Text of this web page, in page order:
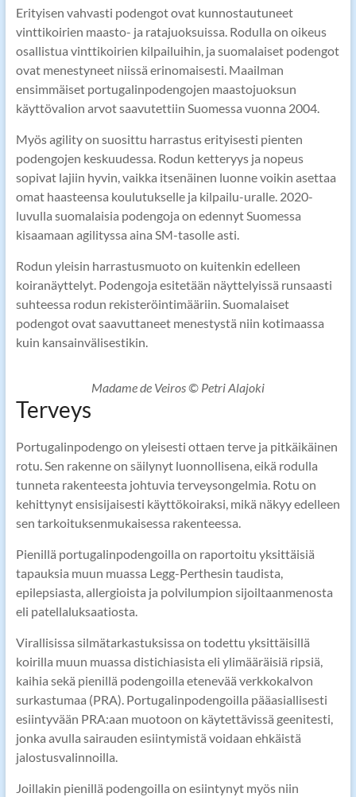
Erityisen vahvasti podengot ovat kunnostautuneet
vinttikoirien maasto- ja ratajuoksuissa. Rodulla on oikeus
osallistua vinttikoirien kilpailuihin, ja suomalaiset podengot
ovat menestyneet niissä erinomaisesti. Maailman
ensimmäiset portugalinpodengojen maastojuoksun
käyttövalion arvot saavutettiin Suomessa vuonna 2004.
Myös agility on suosittu harrastus erityisesti pienten
podengojen keskuudessa. Rodun ketteryys ja nopeus
sopivat lajiin hyvin, vaikka itsenäinen luonne voikin asettaa
omat haasteensa koulutukselle ja kilpailu-uralle. 2020-
luvulla suomalaisia podengoja on edennyt Suomessa
kisaamaan agilityssa aina SM-tasolle asti.
Rodun yleisin harrastusmuoto on kuitenkin edelleen
koiranäyttelyt. Podengoja esitetään näyttelyissä runsaasti
suhteessa rodun rekisteröintimääriin. Suomalaiset
podengot ovat saavuttaneet menestystä niin kotimaassa
kuin kansainvälisestikin.
Madame de Veiros © Petri Alajoki
Terveys
Portugalinpodengo on yleisesti ottaen terve ja pitkäikäinen
rotu. Sen rakenne on säilynyt luonnollisena, eikä rodulla
tunneta rakenteesta johtuvia terveysongelmia. Rotu on
kehittynyt ensisijaisesti käyttökoiraksi, mikä näkyy edelleen
sen tarkoituksenmukaisessa rakenteessa.
Pienillä portugalinpodengoilla on raportoitu yksittäisiä
tapauksia muun muassa Legg-Perthesin taudista,
epilepsiasta, allergioista ja polvilumpion sijoiltaanmenosta
eli patellaluksaatiosta.
Virallisissa silmätarkastuksissa on todettu yksittäisillä
koirilla muun muassa distichiasista eli ylimääräisiä ripsiä,
kaihia sekä pienillä podengoilla etenevää verkkokalvon
surkastumaa (PRA). Portugalinpodengoilla pääasiallisesti
esiintyvään PRA:aan muotoon on käytettävissä geenitesti,
jonka avulla sairauden esiintymistä voidaan ehkäistä
jalostusvalinnoilla.
Joillakin pienillä podengoilla on esiintynyt myös niin